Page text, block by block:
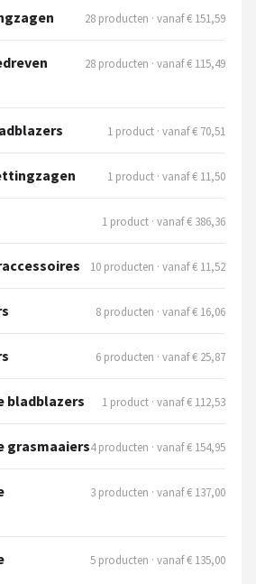
28 producten · vanaf € 151,59
28 producten · vanaf € 115,49
1 product · vanaf € 70,51
1 product · vanaf € 11,50
1 product · vanaf € 386,36
10 producten · vanaf € 11,52
8 producten · vanaf € 16,06
6 producten · vanaf € 25,87
bladblazers 1 product · vanaf € 112,53
grasmaaiers4 producten · vanaf € 154,95
3 producten · vanaf € 137,00
5 producten · vanaf € 135,00